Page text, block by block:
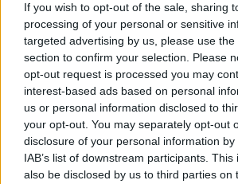
If you wish to opt-out of the sale, sharing
processing of your personal or sensitive
targeted advertising by us, please use
section to confirm your selection. Please
opt-out request is processed you may
interest-based ads based on personal
us or personal information disclosed to
your opt-out. You may separately opt-out
disclosure of your personal information
IAB’s list of downstream participants.
also be disclosed by us to third parties on